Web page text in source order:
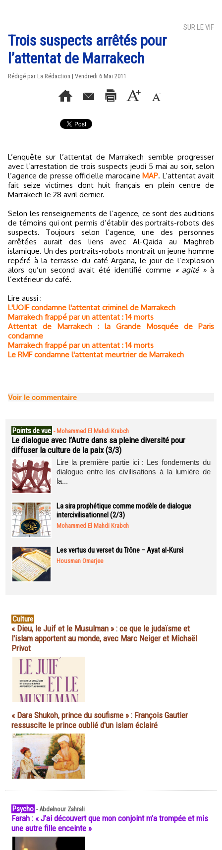
SUR LE VIF
Trois suspects arrêtés pour
l’attentat de Marrakech
Rédigé par La Rédaction | Vendredi 6 Mai 2011
L’enquête sur l’attentat de Marrakech semble progresser
avec l’arrestation de trois suspects jeudi 5 mai au soir, selon
l’agence de presse officielle marocaineMAP. L’attentat avait
fait seize victimes dont huit français en plein centre de
Marrakech le 28 avril dernier.
Selon les renseignements de l’agence, ce sont des auditions
de témoins qui ont permis d’établir des portraits-robots des
suspects. Toujours selon l’agence, une des personnes
arrêtées aurait des liens avec Al-Qaida au Maghreb
islamique. Un des portraits-robots montrait un jeune homme
repéré à la terrasse du café Argana, le jour de l’explosion
alors qu’un second avait été identifié comme « agité »à
l’extérieur du café.
Lire aussi :
L'UOIF condamne l'attentat criminel de Marrakech
Marrakech frappé par un attentat : 14 morts
Attentat de Marrakech : la Grande Mosquée de Paris
condamne
Marrakech frappé par un attentat : 14 morts
Le RMF condamne l'attentat meurtrier de Marrakech
Voir le commentaire
Points de vue - Mohammed El Mahdi Krabch
Le dialogue avec l’Autre dans sa pleine diversité pour
diffuser la culture de la paix (3/3)
Lire la première partie ici : Les fondements du
dialogue entre les civilisations à la lumière de
la...
La sira prophétique comme modèle de dialogue
intercivilisationnel (2/3)
Mohammed El Mahdi Krabch
Les vertus du verset du Trône – Ayat al-Kursi
Housman Omarjee
Culture
« Dieu, le Juif et le Musulman » : ce que le judaïsme et
l'islam apportent au monde, avec Marc Neiger et Michaël
Privot
« Dara Shukoh, prince du soufisme » : François Gautier
ressuscite le prince oublié d'un islam éclairé
Psycho -Abdelnour Zahrali
Farah : « J’ai découvert que mon conjoint m’a trompée et mis
une autre fille enceinte »